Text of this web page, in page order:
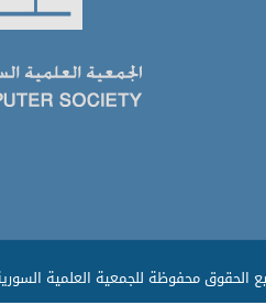
الحقوق محفوظة للجمعية العلمية السورية